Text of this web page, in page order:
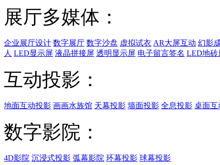
展厅多媒体：
企业展厅设计 数字展厅 数字沙盘 虚拟试衣 AR大屏互动 幻影
人 LED显示屏 液晶拼接屏 透明显示屏 电子留言签名 LED地砖
互动投影：
地面互动投影 画画水族馆 天幕投影 墙面投影 全息投影 桌面互
数字影院：
4D影院 沉浸式投影 弧幕影院 环幕投影 球幕投影